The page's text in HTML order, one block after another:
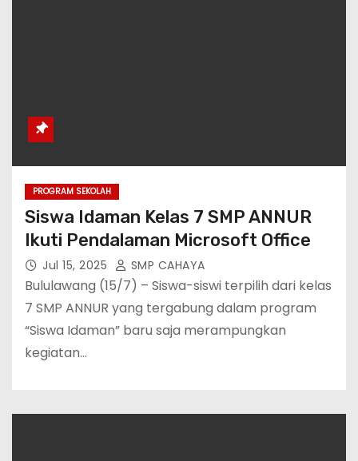
PROGRAM SEKOLAH
Siswa Idaman Kelas 7 SMP ANNUR
Ikuti Pendalaman Microsoft Office
Jul 15, 2025 SMP CAHAYA
Bululawang (15/7) – Siswa-siswi terpilih dari kelas
7 SMP ANNUR yang tergabung dalam program
“Siswa Idaman” baru saja merampungkan
kegiatan…